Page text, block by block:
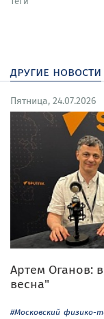
другие новости
Пятница, 24.07.2026
Артем Оганов:
весна"
#Московский физико-